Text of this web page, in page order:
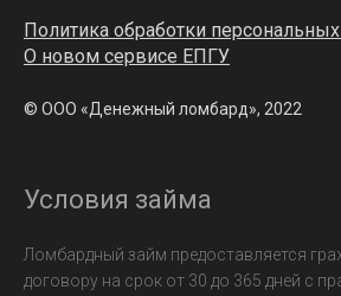
Политика обработки
О новом сервисе ЕПГУ
© ООО «Денежный ломбард», 2022
Условия займа
Ломбардный займ предоставляется
договору на срок от 30 до 365 дней с